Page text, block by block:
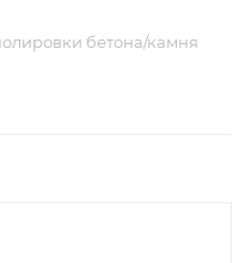
бетона/камня